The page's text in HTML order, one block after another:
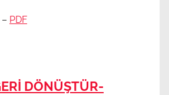
– PDF
DÖNÜŞTÜR-